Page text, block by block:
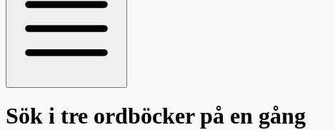
Sök i tre ordböckerpå en gång